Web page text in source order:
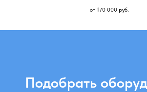
от 170 000 руб.
Подобрать